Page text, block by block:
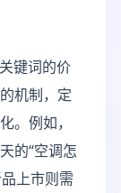
键词的价
机制，定
。例如，
的“空调怎
上市则需